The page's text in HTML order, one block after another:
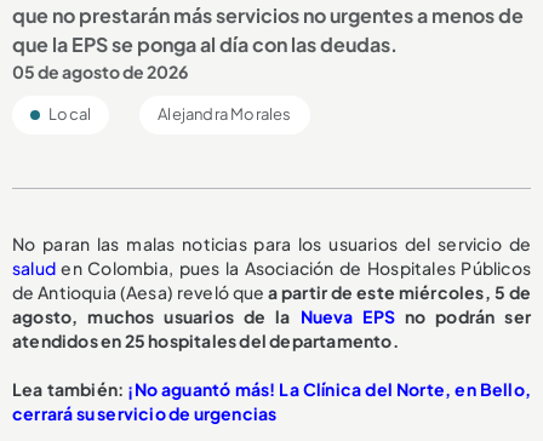
que no prestarán más servicios no urgentes a menos de
que la EPS se ponga al día con las deudas.
05 de agosto de 2026
Local Alejandra Morales
No paran las malas noticias para los usuarios del servicio de
salud en Colombia, pues la Asociación de Hospitales Públicos
de Antioquia (Aesa) reveló quea partir de este miércoles, 5 de
agosto, muchos usuarios de la Nueva EPS no podrán ser
atendidos en 25 hospitales del departamento.
Lea también: ¡No aguantó más! La Clínica del Norte, en Bello,
cerrará su servicio de urgencias